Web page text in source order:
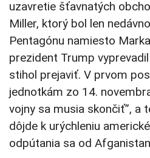
uzavretie šťavnatých
Miller, ktorý bol len
Pentagónu namiesto
prezident Trump
stihol prejaviť. V prvom
jednotkám zo 14.
vojny sa musia skončiť”, a
dôjde k urýchleniu
odpútania sa od